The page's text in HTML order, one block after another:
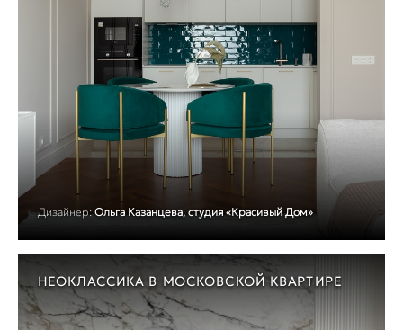
Дизайнер: Ольга Казанцева, студия «Красивый Дом»
НЕОКЛАССИКА В МОСКОВСКОЙ КВАРТИРЕ